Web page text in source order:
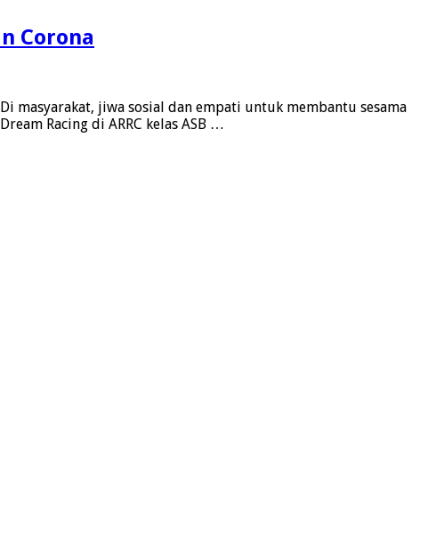
Corona
masyarakat, jiwa sosial dan empati untuk membantu sesama
Racing di ARRC kelas ASB …